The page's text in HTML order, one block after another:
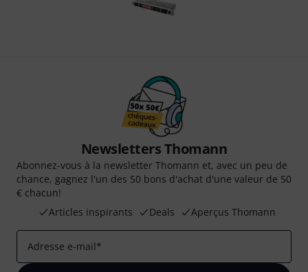
Newsletters Thomann
Abonnez-vous à la newsletter Thomann et, avec un peu de
chance, gagnez l'un des 50 bons d'achat d'une valeur de 50
€ chacun!
Articles inspirants
Deals Aperçus Thomann
Adresse e-mail*